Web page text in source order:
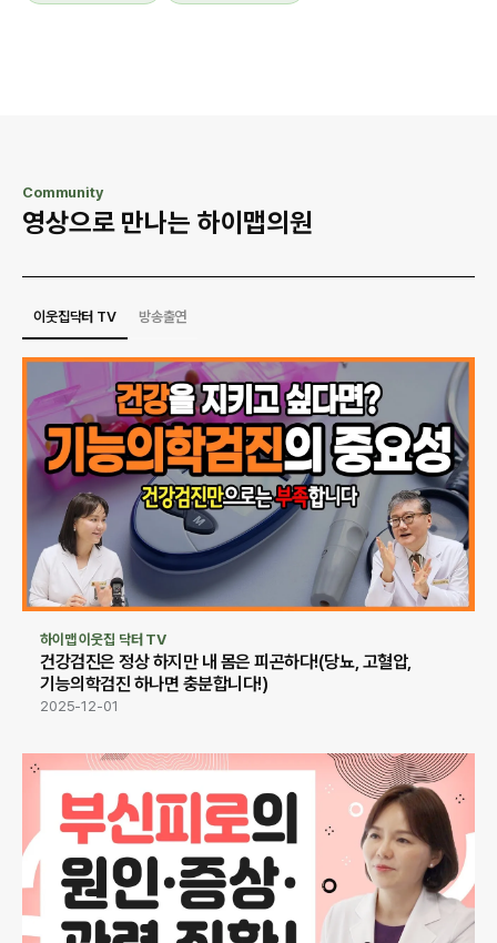
Community
영상으로 만나는 하이맵의원
이웃집닥터 TV 방송출연
하이맵 이웃집 닥터 TV
건강검진은 정상 하지만 내 몸은 피곤하다!(당뇨, 고혈압,
기능의학검진 하나면 충분합니다!)
2025-12-01